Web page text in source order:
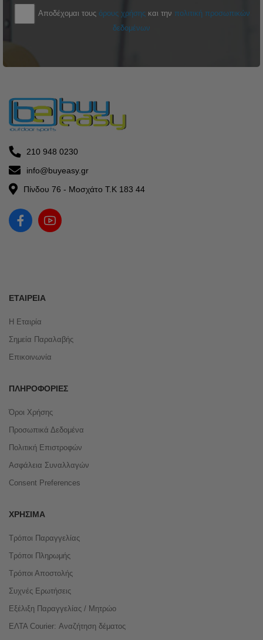
Αποδέχομαι τους όρους χρήσης και την πολιτική προσωπικών
δεδομένων
210 948 0230
info@buyeasy.gr
Πίνδου 76 - Μοσχάτο Τ.Κ 183 44
ΕΤΑΙΡΕΊΑ
Η Εταιρία
Σημεία Παραλαβής
Επικοινωνία
ΠΛΗΡΟΦΟΡΊΕΣ
Όροι Χρήσης
Προσωπικά Δεδομένα
Πολιτική Επιστροφών
Ασφάλεια Συναλλαγών
Consent Preferences
ΧΡΉΣΙΜΑ
Τρόποι Παραγγελίας
Τρόποι Πληρωμής
Τρόποι Αποστολής
Συχνές Ερωτήσεις
Εξέλιξη Παραγγελίας / Μητρώο
ΕΛΤΑ Courier: Αναζήτηση δέματος